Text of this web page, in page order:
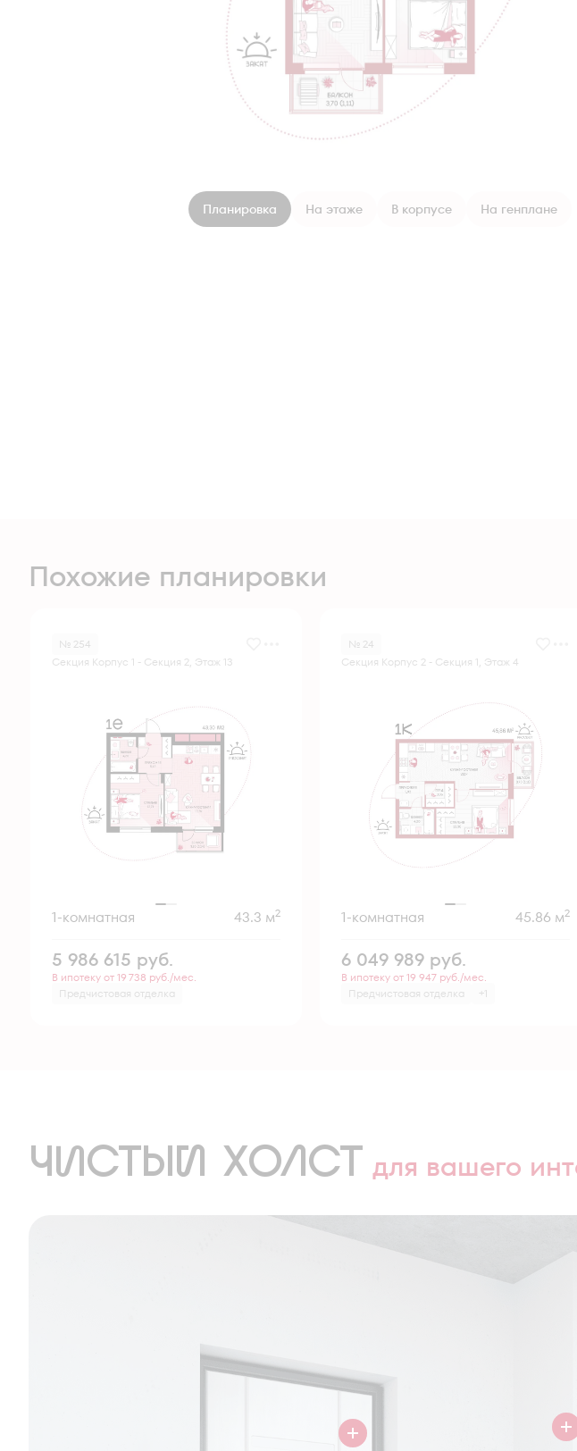
Планировка На этаже В корпусе На генплане
Похожие планировки
№ 254
Секция Корпус 1 - Секция 2, Этаж 13
1-комнатная 43.3 м2
5 986 615 руб.
В ипотеку от 19 738 руб./мес.
Предчистовая отделка
№ 24
Секция Корпус 2 - Секция 1, Этаж 4
1-комнатная 45.86 м2
6 049 989 руб.
В ипотеку от 19 947 руб./мес.
Предчистовая отделка
+1
ЧИСТЫЙ ХОЛСТ для вашего